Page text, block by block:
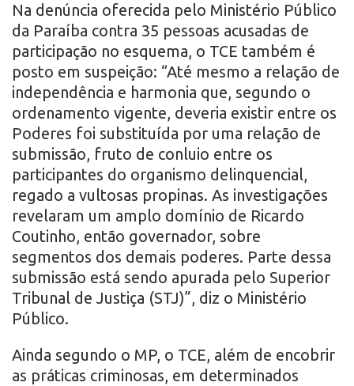
Na denúncia oferecida pelo Ministério Público
da Paraíba contra 35 pessoas acusadas de
participação no esquema, o TCE também é
posto em suspeição: “Até mesmo a relação de
independência e harmonia que, segundo o
ordenamento vigente, deveria existir entre os
Poderes foi substituída por uma relação de
submissão, fruto de conluio entre os
participantes do organismo delinquencial,
regado a vultosas propinas. As investigações
revelaram um amplo domínio de Ricardo
Coutinho, então governador, sobre
segmentos dos demais poderes. Parte dessa
submissão está sendo apurada pelo Superior
Tribunal de Justiça (STJ)”, diz o Ministério
Público.
Ainda segundo o MP, o TCE, além de encobrir
as práticas criminosas, em determinados